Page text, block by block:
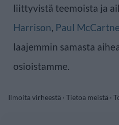
liittyvistä teemoista ja
Harrison, Paul
laajemmin samasta
osioistamme.
Ilmoita virheestä · Tietoa meistä ·